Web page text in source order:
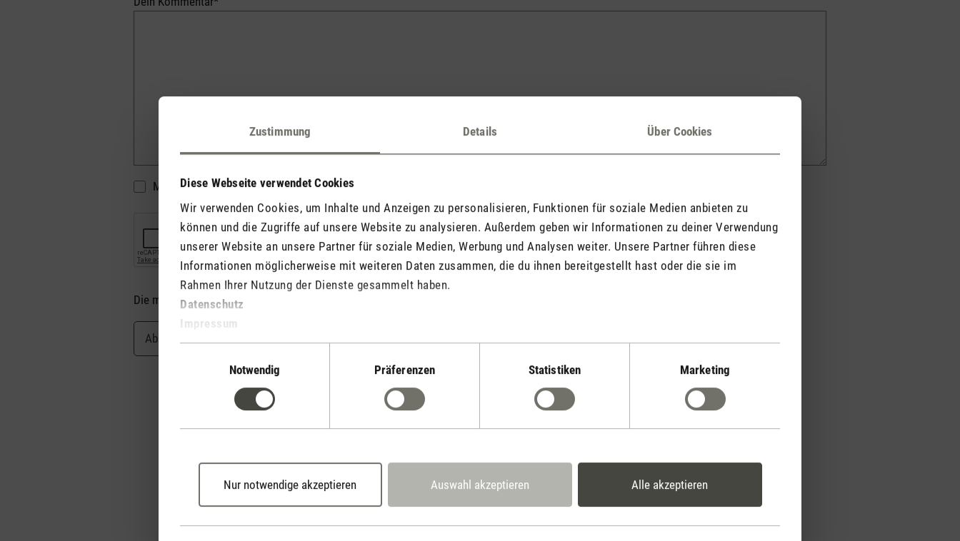
Zustimmung Details Über Cookies
Diese Webseite verwendet Cookies
Wir verwenden Cookies, um Inhalte und Anzeigen zu personalisieren, Funktionen für soziale Medien anbieten zu
können und die Zugriffe auf unsere Website zu analysieren. Außerdem geben wir Informationen zu deiner Verwendung
unserer Website an unsere Partner für soziale Medien, Werbung und Analysen weiter. Unsere Partner führen diese
Informationen möglicherweise mit weiteren Daten zusammen, die du ihnen bereitgestellt hast oder die sie im
Rahmen Ihrer Nutzung der Dienste gesammelt haben.
Datenschutz
Impressum
Notwendig
Präferenzen Statistiken Marketing
Nur notwendige akzeptieren Auswahl akzeptieren Alle akzeptieren
Meinen Namen nicht öffentlich anzeigen (Deine E-Mail wird nie öffentlich angezeigt).
Die mit einem Stern (*) markierten Felder sind Pflichtfelder.
Abbrechen
Bewertungen anzeigen